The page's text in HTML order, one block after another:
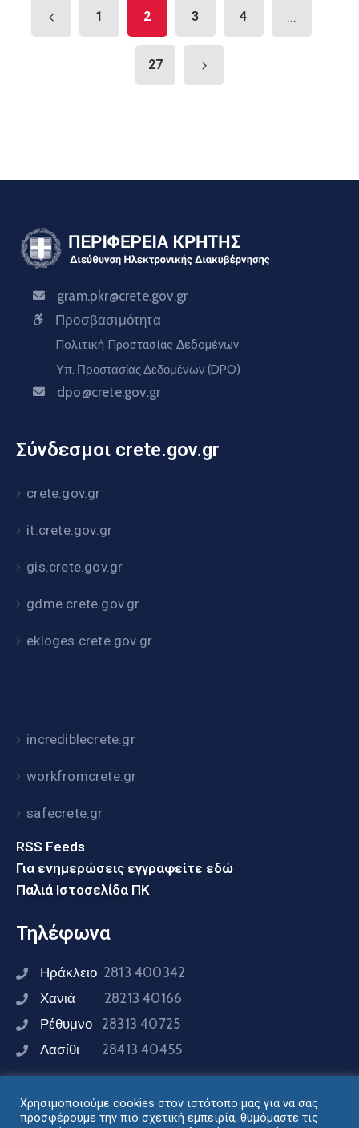
1 2 3 4 ...
27
gram.pkr@crete.gov.gr
Προσβασιμότητα
Πολιτική Προστασίας Δεδομένων
Υπ. Προστασίας Δεδομένων (DPO)
dpo@crete.gov.gr
Σύνδεσμοι crete.gov.gr
crete.gov.gr
it.crete.gov.gr
gis.crete.gov.gr
gdme.crete.gov.gr
ekloges.crete.gov.gr
incrediblecrete.gr
workfromcrete.gr
safecrete.gr
RSS Feeds
Για ενημερώσεις εγγραφείτε εδώ
Παλιά Ιστοσελίδα ΠΚ
Τηλέφωνα
Ηράκλειο 2813 400342
Χανιά 28213 40166
Ρέθυμνο 28313 40725
Λασίθι 28413 40455
Συνδεθείτε μαζί μας
Χρησιμοποιούμε cookies στον ιστότοπο μας για να σας
προσφέρουμε την πιο σχετική εμπειρία, θυμόμαστε τις